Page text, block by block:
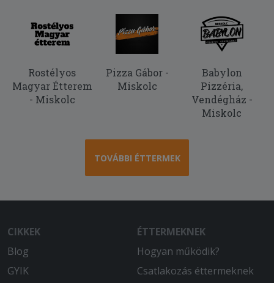
Rostélyos
Magyar Étterem
- Miskolc
Pizza Gábor -
Miskolc
Babylon
Pizzéria,
Vendégház -
Miskolc
TOVÁBBI ÉTTERMEK
CIKKEK
Blog
GYIK
ÉTTERMEKNEK
Hogyan működik?
Csatlakozás éttermeknek